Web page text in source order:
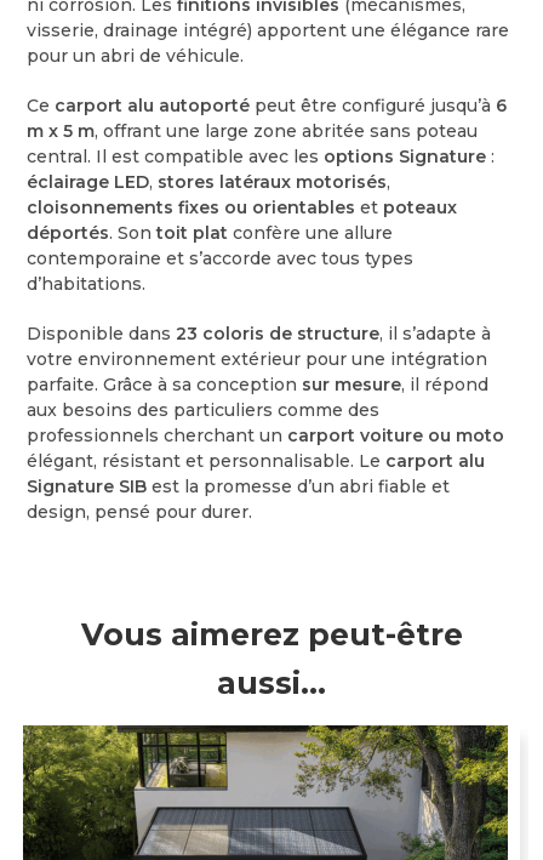
visserie, drainage intégré) apportent une élégance rare
pour un abri de véhicule.
Ce carport alu autoporté peut être configuré jusqu’à 6
m x 5 m, offrant une large zone abritée sans poteau
central. Il est compatible avec les options Signature :
éclairage LED, stores latéraux motorisés,
cloisonnements fixes ou orientables et poteaux
déportés. Sontoit plat confère une allure
contemporaine et s’accorde avec tous types
d’habitations.
Disponible dans 23 coloris de structure, il s’adapte à
votre environnement extérieur pour une intégration
parfaite. Grâce à sa conception sur mesure, il répond
aux besoins des particuliers comme des
professionnels cherchant un carport voiture ou moto
élégant, résistant et personnalisable. Le carport alu
Signature SIB est la promesse d’un abri fiable et
design, pensé pour durer.
Vous aimerez peut-être
aussi…